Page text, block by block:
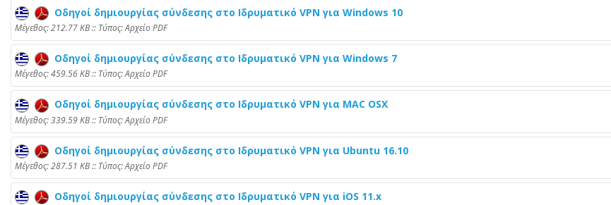
Οδηγοί δημιουργίας σύνδεσης στο Ιδρυματικό VPN για Windows 10
Mέγεθος: 212.77 KB :: Τύπος: Αρχείο PDF
Οδηγοί δημιουργίας σύνδεσης στο Ιδρυματικό VPN για Windows 7
Mέγεθος: 459.56 KB :: Τύπος: Αρχείο PDF
Οδηγοί δημιουργίας σύνδεσης στο Ιδρυματικό VPN για MAC OSX
Mέγεθος: 339.59 KB :: Τύπος: Αρχείο PDF
Οδηγοί δημιουργίας σύνδεσης στο Ιδρυματικό VPN για Ubuntu 16.10
Mέγεθος: 287.51 KB :: Τύπος: Αρχείο PDF
Οδηγοί δημιουργίας σύνδεσης στο Ιδρυματικό VPN για iOS 11.x